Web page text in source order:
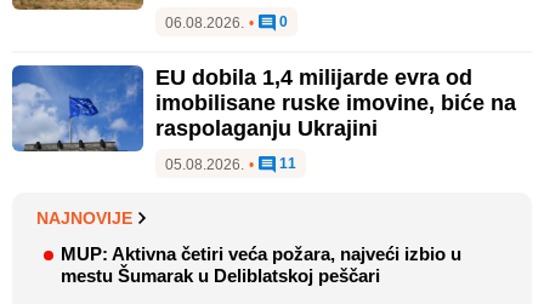
06.08.2026. • 0
EU dobila 1,4 milijarde evra od
imobilisane ruske imovine, biće na
raspolaganju Ukrajini
05.08.2026. • 11
NAJNOVIJE
MUP: Aktivna četiri veća požara, najveći izbio u
mestu Šumarak u Deliblatskoj peščari